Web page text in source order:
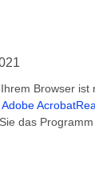
Browser
Adobe
das